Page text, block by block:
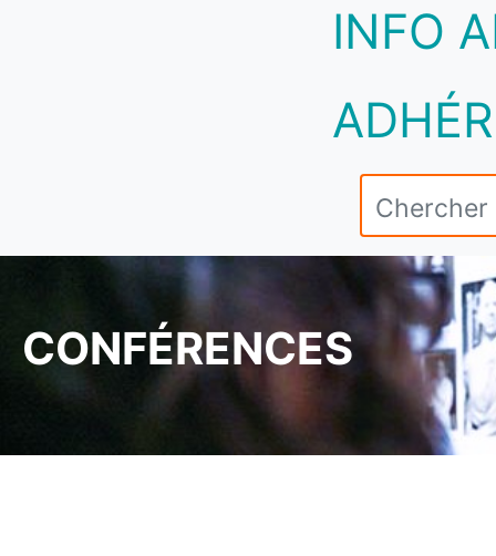
INFO
CONFÉRENCES